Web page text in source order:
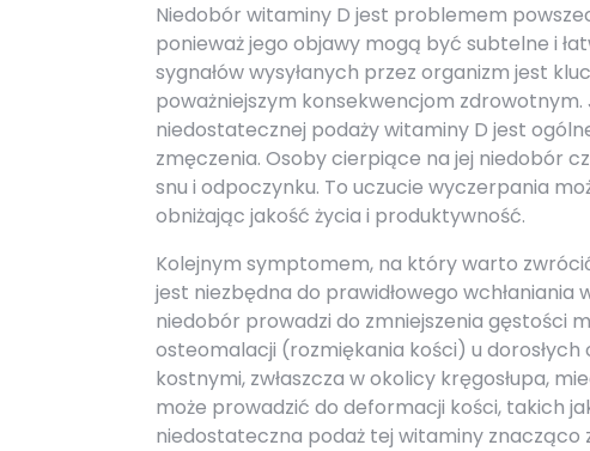
Niedobór witaminy D jest problemem
ponieważ jego objawy mogą być subtelne i
sygnałów wysyłanych przez organizm jest
poważniejszym konsekwencjom
niedostatecznej podaży witaminy D jest
zmęczenia. Osoby cierpiące na jej niedobór
snu i odpoczynku. To uczucie wyczerpania
obniżając jakość życia i produktywność.
Kolejnym symptomem, na który warto
jest niezbędna do prawidłowego
niedobór prowadzi do zmniejszenia gęstości
osteomalacji (rozmiękania kości) u
kostnymi, zwłaszcza w okolicy kręgosłupa,
może prowadzić do deformacji kości, takich
niedostateczna podaż tej witaminy znacząco